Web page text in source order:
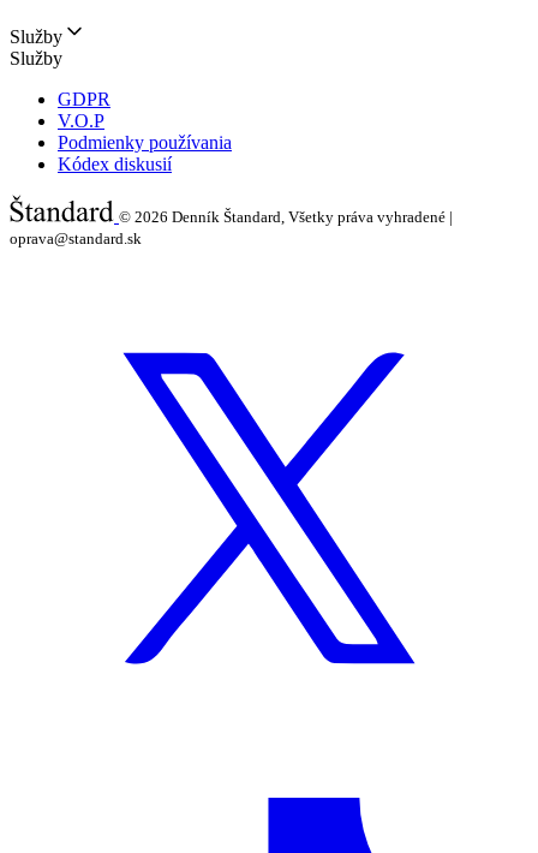
Služby
Služby
GDPR
V.O.P
Podmienky používania
Kódex diskusií
© 2026 Denník Štandard, Všetky práva vyhradené |
oprava@standard.sk